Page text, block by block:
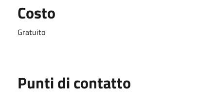
Costo
Gratuito
Punti di contatto